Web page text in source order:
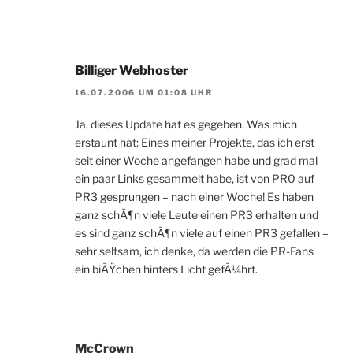
Billiger Webhoster
16.07.2006 UM 01:08 UHR
Ja, dieses Update hat es gegeben. Was mich
erstaunt hat: Eines meiner Projekte, das ich erst
seit einer Woche angefangen habe und grad mal
ein paar Links gesammelt habe, ist von PR0 auf
PR3 gesprungen – nach einer Woche! Es haben
ganz schÃ¶n viele Leute einen PR3 erhalten und
es sind ganz schÃ¶n viele auf einen PR3 gefallen –
sehr seltsam, ich denke, da werden die PR-Fans
ein biÃŸchen hinters Licht gefÃ¼hrt.
McCrown